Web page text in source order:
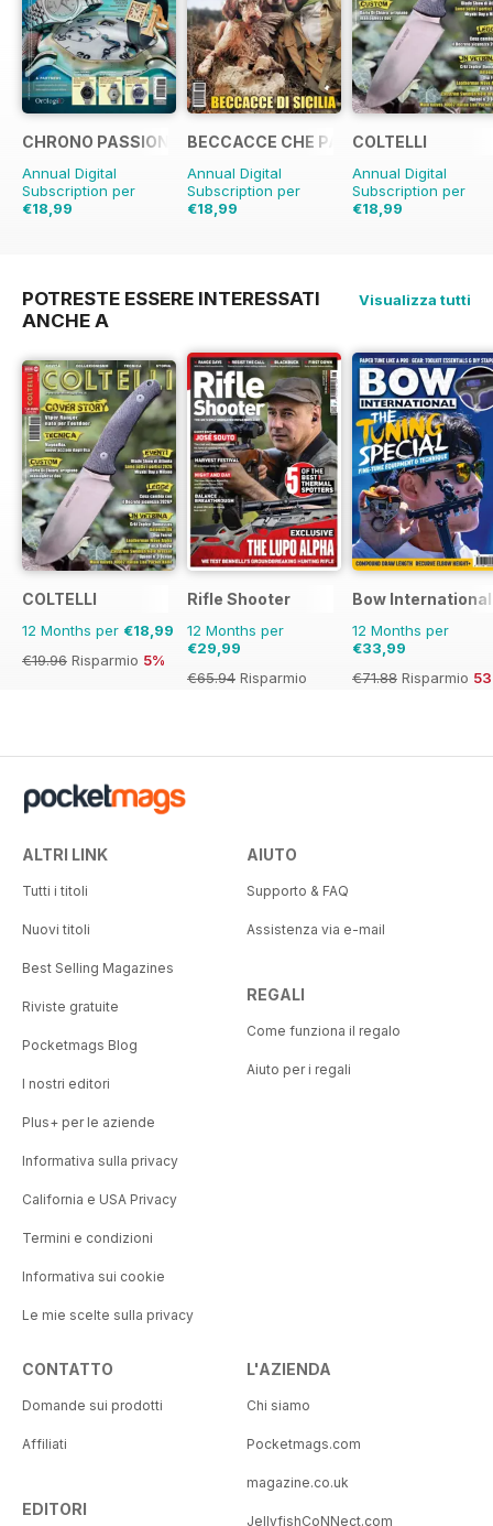
CHRONO PASSION
Annual Digital
Subscription per
€18,99
BECCACCE CHE PASSIONE
Annual Digital
Subscription per
€18,99
COLTELLI
Annual Digital
Subscription per
€18,99
POTRESTE ESSERE INTERESSATI
ANCHE A
Visualizza tutti
COLTELLI
12 Months per €18,99
€19.96 Risparmio 5%
Rifle Shooter
12 Months per
€29,99
€65.94 Risparmio
Bow International
12 Months per
€33,99
€71.88 Risparmio
ALTRI LINK
Tutti i titoli
Nuovi titoli
Best Selling Magazines
Riviste gratuite
Pocketmags Blog
I nostri editori
Plus+ per le aziende
Informativa sulla privacy
California e USA Privacy
Termini e condizioni
Informativa sui cookie
Le mie scelte sulla privacy
AIUTO
Supporto & FAQ
Assistenza via e-mail
REGALI
Come funziona il regalo
Aiuto per i regali
CONTATTO
Domande sui prodotti
Affiliati
EDITORI
L'AZIENDA
Chi siamo
Pocketmags.com
magazine.co.uk
JellyfishCoNNect.com